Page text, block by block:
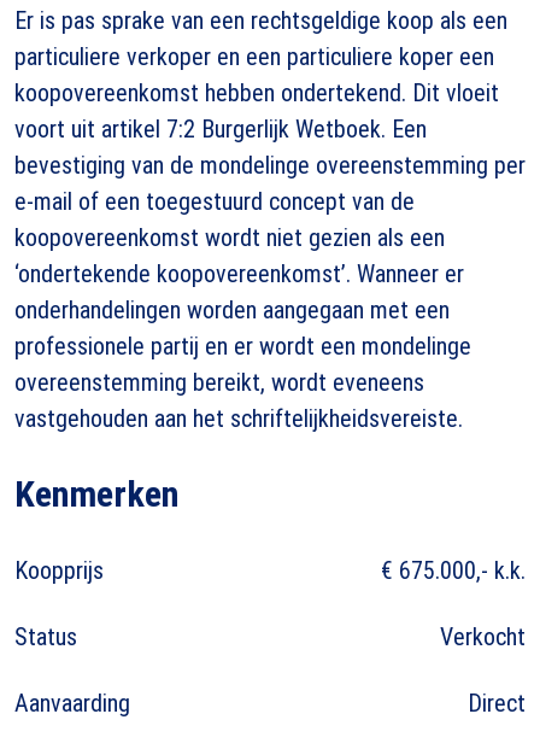
Er is pas sprake van een rechtsgeldige koop als een
particuliere verkoper en een particuliere koper een
koopovereenkomst hebben ondertekend. Dit vloeit
voort uit artikel 7:2 Burgerlijk Wetboek. Een
bevestiging van de mondelinge overeenstemming per
e-mail of een toegestuurd concept van de
koopovereenkomst wordt niet gezien als een
‘ondertekende koopovereenkomst’. Wanneer er
onderhandelingen worden aangegaan met een
professionele partij en er wordt een mondelinge
overeenstemming bereikt, wordt eveneens
vastgehouden aan het schriftelijkheidsvereiste.
Kenmerken
Koopprijs € 675.000,- k.k.
Status Verkocht
Aanvaarding Direct